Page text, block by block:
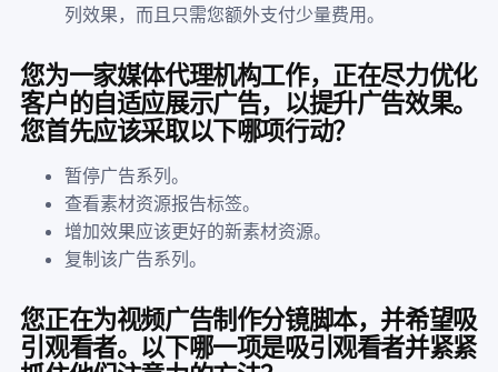
列效果，而且只需您额外支付少量费用。
您为一家媒体代理机构工作，正在尽力优化
客户的自适应展示广告，以提升广告效果。
您首先应该采取以下哪项行动？
暂停广告系列。
查看素材资源报告标签。
增加效果应该更好的新素材资源。
复制该广告系列。
您正在为视频广告制作分镜脚本，并希望吸
引观看者。以下哪一项是吸引观看者并紧紧